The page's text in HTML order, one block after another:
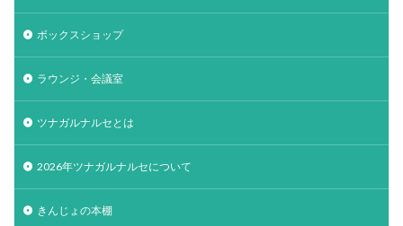
ボックスショップ
ラウンジ・会議室
ツナガルナルセとは
2026年ツナガルナルセについて
きんじょの本棚